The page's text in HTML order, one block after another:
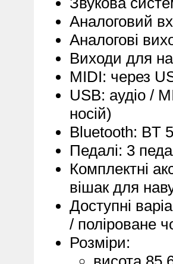
Аналоговий
Аналогові
Виходи для
MIDI: через
USB: аудіо /
носій)
Bluetooth: BT
Педалі: 3
Комплектні
вішак для
Доступні
/ поліроване
Розміри: